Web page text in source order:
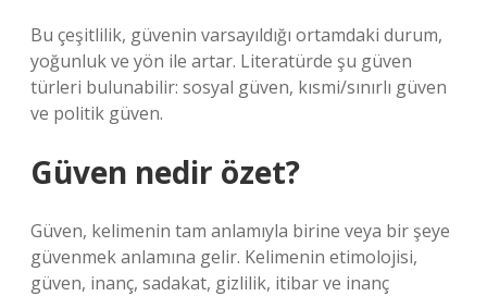
Bu çeşitlilik, güvenin varsayıldığı ortamdaki durum,
yoğunluk ve yön ile artar. Literatürde şu güven
türleri bulunabilir: sosyal güven, kısmi/sınırlı güven
ve politik güven.
Güven nedir özet?
Güven, kelimenin tam anlamıyla birine veya bir şeye
güvenmek anlamına gelir. Kelimenin etimolojisi,
güven, inanç, sadakat, gizlilik, itibar ve inanç